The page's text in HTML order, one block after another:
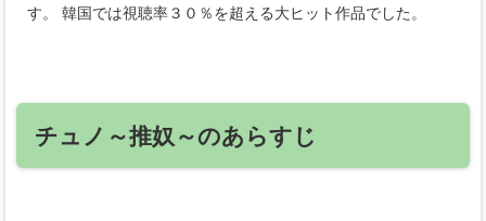
す。 韓国では視聴率３０％を超える大ヒット作品でした。
チュノ～推奴～のあらすじ